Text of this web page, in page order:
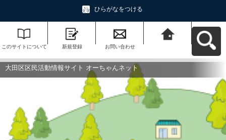
ひらがなをつける
このサイトについて 新規登録 お問い合わせ
ットへ戻る
大田区区民活動情報サイト オーちゃんネット